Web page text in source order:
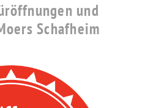
und
Schafheim